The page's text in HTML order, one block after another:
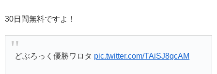
30日間無料ですよ！
どぶろっく優勝ワロタ pic.twitter.com/TAiSJ8gcAM